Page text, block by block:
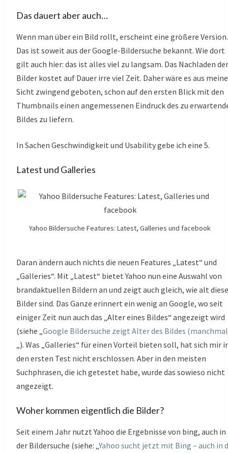
Das dauert aber auch…
Wenn man über ein Bild rollt, erscheint eine größere Version.
Das ist soweit aus der Google-Bildersuche bekannt. Wie dort
gilt auch hier: das ist alles viel zu langsam. Das Nachladen der
Bilder kostet auf Dauer irre viel Zeit. Daher wäre es aus
Sicht zwingend geboten, schon auf den ersten Blick mit den
Thumbnails einen angemessenen Eindruck des zu
Bildes zu liefern.
In Sachen Geschwindigkeit und Usability gebe ich eine 5.
Latest und Galleries
Yahoo Bildersuche Features: Latest, Galleries und facebook
Daran ändern auch nichts die neuen Features „Latest“ und
„Galleries“. Mit „Latest“ bietet Yahoo nun eine Auswahl von
brandaktuellen Bildern an und zeigt auch gleich, wie alt diese
Bilder sind. Das Ganze erinnert ein wenig an Google, wo seit
einiger Zeit nun auch das „Alter eines Bildes“ angezeigt wird
(siehe „ Google Bildersuche zeigt Alter des Bildes
„). Was „Galleries“ für einen Vorteil bieten soll, hat sich mir
den ersten Test nicht erschlossen. Aber in den meisten
Suchphrasen, die ich getestet habe, wurde das sowieso nicht
angezeigt.
Woher kommen eigentlich die Bilder?
Seit einem Jahr nutzt Yahoo die Ergebnisse von bing, auch in
der Bildersuche (siehe: „Yahoo sucht jetzt mit Bing – auch in